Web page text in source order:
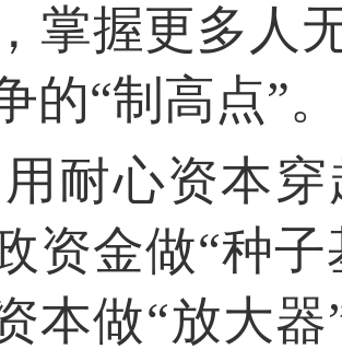
掌握更多人
的“制高点”。
用耐心资本
资金做“种
本做“放大